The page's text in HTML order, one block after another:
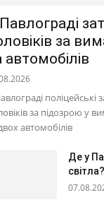
за
автомобілів
поліцейські
за підозрою у
автомобілів
Де у
світла?